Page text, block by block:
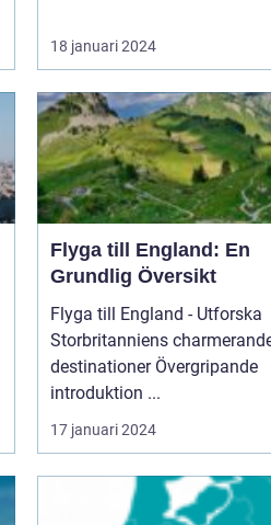
18 januari 2024
Flyga till England: En
Grundlig Översikt
Flyga till England - Utforska
Storbritanniens
destinationer Övergripande
introduktion ...
17 januari 2024